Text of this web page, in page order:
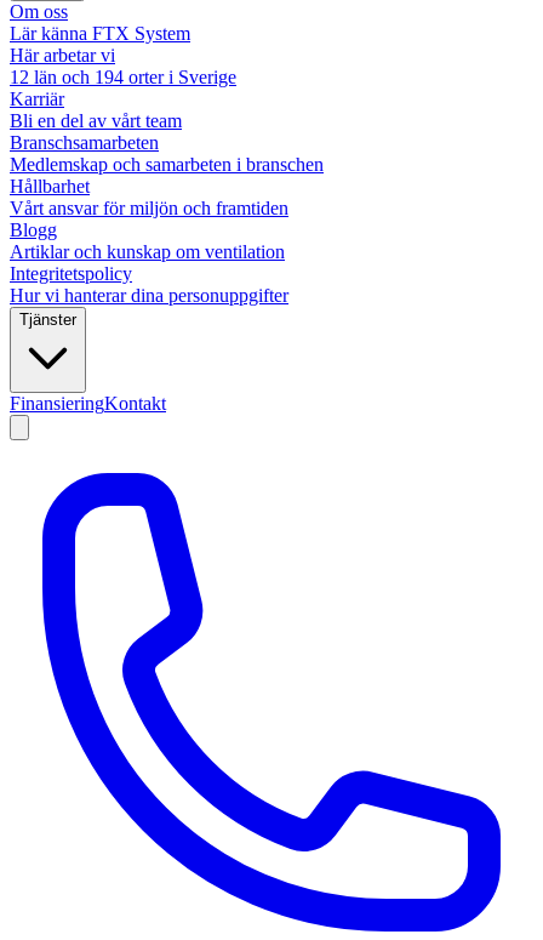
Om oss
Lär känna FTX System
Här arbetar vi
12 län och 194 orter i Sverige
Karriär
Bli en del av vårt team
Branschsamarbeten
Medlemskap och samarbeten i branschen
Hållbarhet
Vårt ansvar för miljön och framtiden
Blogg
Artiklar och kunskap om ventilation
Integritetspolicy
Hur vi hanterar dina personuppgifter
Tjänster
FinansieringKontakt